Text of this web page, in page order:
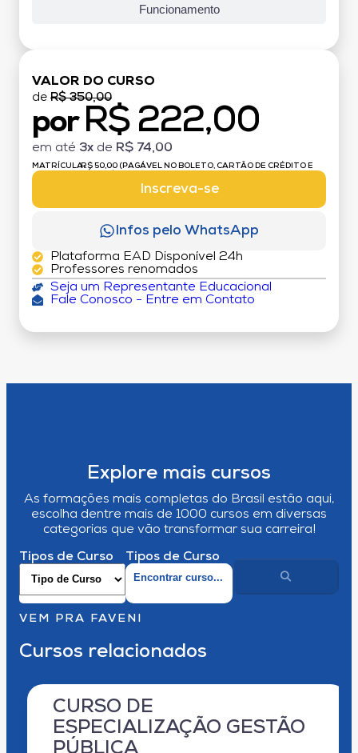
Funcionamento
VALOR DO CURSO
de R$ 350,00
por R$ 222,00
em até 3x de R$ 74,00
MATRÍCULA:R$ 50,00 (PAGÁVEL NO BOLETO, CARTÃO DE CRÉDITO E
Inscreva-se
Infos pelo WhatsApp
Plataforma EAD Disponível 24h
Professores renomados
Seja um Representante Educacional
Fale Conosco - Entre em Contato
Explore mais cursos
As formações mais completas do Brasil estão aqui,
escolha dentre mais de 1000 cursos em diversas
categorias que vão transformar sua carreira!
Tipos de Curso Tipos de Curso
VEM PRA FAVENI
Cursos relacionados
CURSO DE
ESPECIALIZAÇÃO GESTÃO
PÚBLICA